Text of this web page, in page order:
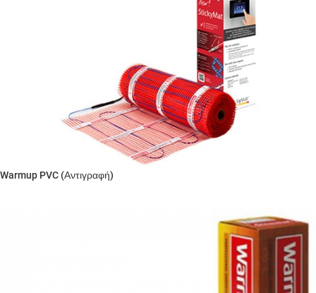
Warmup PVC (Αντιγραφή)